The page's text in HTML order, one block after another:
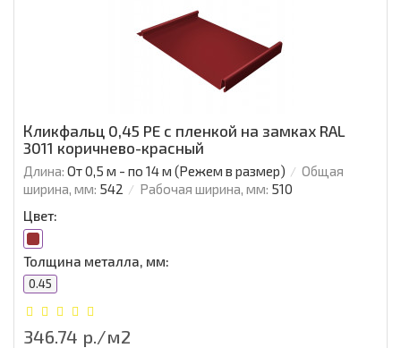
Кликфальц 0,45 PE с пленкой на замках RAL
3011 коричнево-красный
Длина: От 0,5 м - по 14 м (Режем в размер)
Общая
ширина, мм: 542 Рабочая ширина, мм: 510
Цвет:
Толщина металла, мм:
0.45
346.74 р./м2